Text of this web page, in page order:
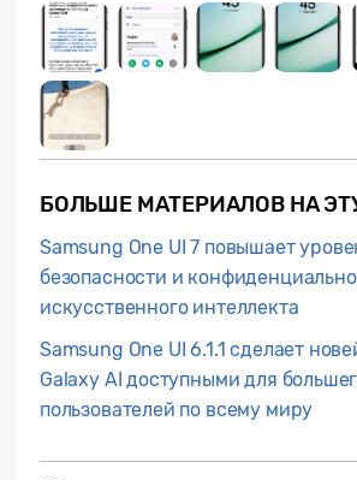
БОЛЬШЕ МАТЕРИАЛОВ НА
Samsung One UI 7 повышает
безопасности и
искусственного интеллекта
Samsung One UI 6.1.1 сделает
Galaxy AI доступными для
пользователей по всему миру